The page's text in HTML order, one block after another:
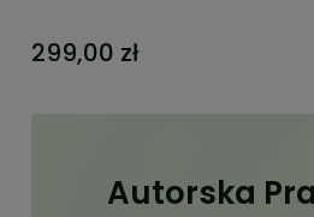
299,00 zł
Autorska